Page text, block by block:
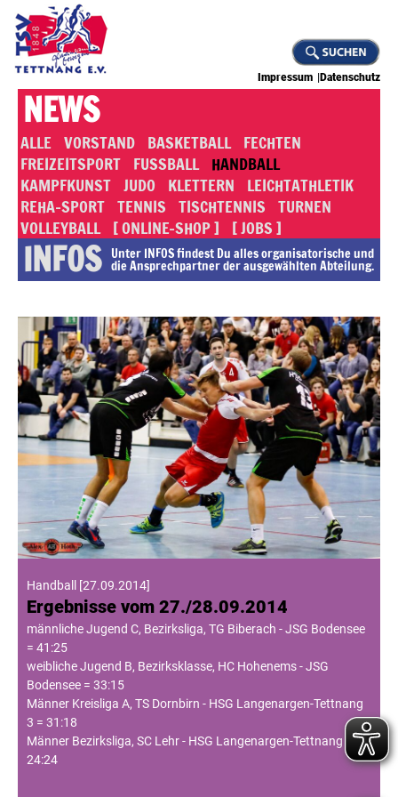
Impressum Datenschutz
NEWS
ALLE VORSTAND BASKETBALL FECHTEN
FREIZEITSPORT FUSSBALL HANDBALL
KAMPFKUNST JUDO KLETTERN
LEICHTATHLETIK
REHA-SPORT TENNIS TISCHTENNIS TURNEN
VOLLEYBALL [ ONLINE-SHOP ] [ JOBS ]
INFOS Unter INFOS findest Du alles or­ga­ni­sa­to­rische und
die An­sprech­part­ner der ausgewählten Abteilung.
Handball [27.09.2014]
Ergebnisse vom 27./28.09.2014
männliche Jugend C, Bezirksliga, TG Biberach - JSG Bodensee
= 41:25
weibliche Jugend B, Bezirksklasse, HC Hohenems - JSG
Bodensee = 33:15
Männer Kreisliga A, TS Dornbirn - HSG Langenargen-Tettnang
3 = 31:18
Männer Bezirksliga, SC Lehr - HSG Langenargen-Tettnang =
24:24